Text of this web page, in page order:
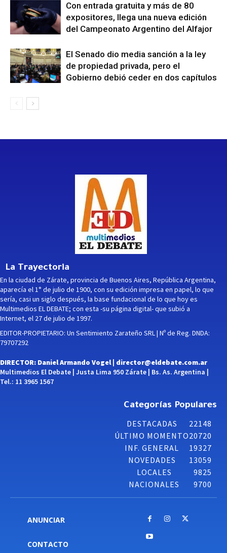
Con entrada gratuita y más de 80
expositores, llega una nueva edición
del Campeonato Argentino del Alfajor
El Senado dio media sanción a la ley
de propiedad privada, pero el
Gobierno debió ceder en dos capítulos
La Trayectoria
En la ciudad de Zárate, provincia de Buenos Aires, República Argentina,
aparecía el 1° de julio de 1900, con su edición impresa en papel, lo que
sería, casi un siglo después, la base fundacional de lo que hoy es
Multimedios EL DEBATE; con esta -su página digital- que subió a
Internet, el 27 de julio de 1997.
EDITOR-PROPIETARIO: Un Sentimiento Zarateño SRL | Nº de Reg. DNDA:
79707292
DIRECTOR: Daniel Armando Vogel | director@eldebate.com.ar
Multimedios El Debate | Justa Lima 950 Zárate | Bs. As. Argentina |
Tel.: 11 3965 1567
Categorías Populares
DESTACADAS
22148
ÚLTIMO MOMENTO20720
INF. GENERAL
19327
NOVEDADES
13059
LOCALES
9825
NACIONALES
9700
ANUNCIAR
CONTACTO